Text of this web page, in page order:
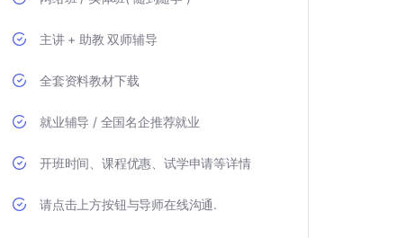
主讲 + 助教 双师辅导
全套资料教材下载
就业辅导 / 全国名企推荐就业
开班时间、课程优惠、试学申请等详情
请点击上方按钮与导师在线沟通.